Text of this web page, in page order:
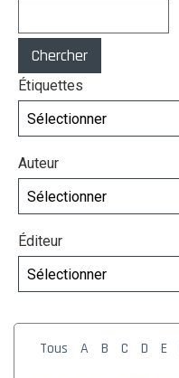
Chercher
Étiquettes
Auteur
Éditeur
Tous A B C D E